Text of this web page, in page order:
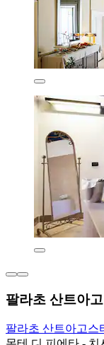
팔라초 산트아
팔라초 산트아고스